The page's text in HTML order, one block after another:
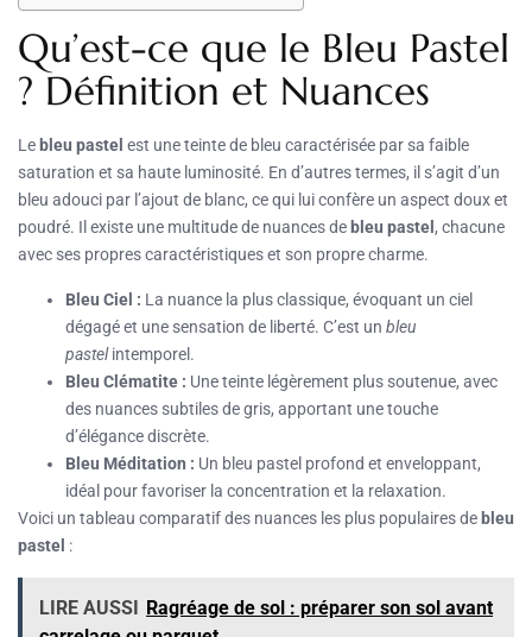
Qu’est-ce que le Bleu Pastel
? Définition et Nuances
Le bleu pastel est une teinte de bleu caractérisée par sa faible
saturation et sa haute luminosité. En d’autres termes, il s’agit d’un
bleu adouci par l’ajout de blanc, ce qui lui confère un aspect doux et
poudré. Il existe une multitude de nuances de bleu pastel , chacune
avec ses propres caractéristiques et son propre charme.
Bleu Ciel : La nuance la plus classique, évoquant un ciel
dégagé et une sensation de liberté. C’est un bleu
pastelintemporel.
Bleu Clématite : Une teinte légèrement plus soutenue, avec
des nuances subtiles de gris, apportant une touche
d’élégance discrète.
Bleu Méditation : Un bleu pastel profond et enveloppant,
idéal pour favoriser la concentration et la relaxation.
Voici un tableau comparatif des nuances les plus populaires de bleu
pastel :
LIRE AUSSI
Ragréage de sol : préparer son sol avant